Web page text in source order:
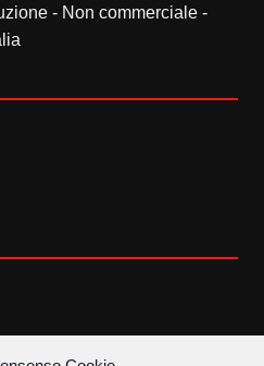
- Non commerciale -